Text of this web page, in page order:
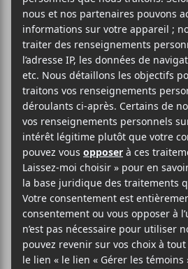
2025-05-20@08:00–
Jour 6 des Francos de Montréal
Fakoly, Malik Djoudi, Galaxie,
Arthur, La Traversée (Super
James Baker, Vanille), Malko,
Par.Sek et Godsta.
Gratuit
Evenko